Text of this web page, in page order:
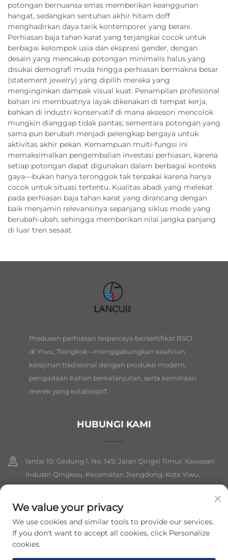
potongan bernuansa emas memberikan keanggunan
hangat, sedangkan sentuhan akhir hitam doff
menghadirkan daya tarik kontemporer yang berani.
Perhiasan baja tahan karat yang terjangkai cocok untuk
berbagai kelompok usia dan ekspresi gender, dengan
desain yang mencakup potongan minimalis halus yang
disukai demografi muda hingga perhiasan bermakna besar
(statement jewelry) yang dipilih mereka yang
menginginkan dampak visual kuat. Penampilan profesional
bahan ini membuatnya layak dikenakan di tempat kerja,
bahkan di industri konservatif di mana aksesori mencolok
mungkin dianggap tidak pantas; sementara potongan yang
sama pun berubah menjadi pelengkap bergaya untuk
aktivitas akhir pekan. Kemampuan multi-fungsi ini
memaksimalkan pengembalian investasi perhiasan, karena
setiap potongan dapat digunakan dalam berbagai konteks
gaya—bukan hanya teronggok tak terpakai karena hanya
cocok untuk situasi tertentu. Kualitas abadi yang melekat
pada perhiasan baja tahan karat yang dirancang dengan
baik menjamin relevansinya sepanjang siklus mode yang
berubah-ubah, sehingga memberikan nilai jangka panjang
di luar tren sesaat.
Produsen perhiasan terpercaya bersertifikat BSCI
di Yiwu, Tiongkok—menggabungkan keahlian
kerajinan tradisional dengan produksi modern,
pengadaan bahan berkelanjutan, serta kemitraan
merek yang kolaboratif.
HUBUNGI KAMI
lantai 10, Gedung 1, No. 149, Jalan Qingxi Timur, Kawasan
Industri Qingkou, Kecamatan Jiangdong, Kota Yiwu,
+86-19564394943
[email protected]
We value your privacy
We use cookies and similar tools to provide our services.
If you don't want to accept all cookies, click Personalize
cookies.